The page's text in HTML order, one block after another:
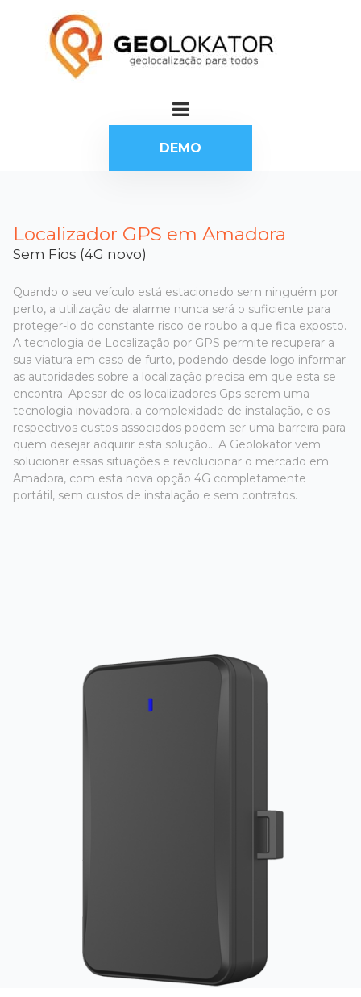
DEMO
Localizador GPS em Amadora
Sem Fios (4G novo)
Quando o seu veículo está estacionado sem ninguém por
perto, a utilização de alarme nunca será o suficiente para
proteger-lo do constante risco de roubo a que fica exposto.
A tecnologia de Localização por GPS permite recuperar a
sua viatura em caso de furto, podendo desde logo informar
as autoridades sobre a localização precisa em que esta se
encontra. Apesar de os localizadores Gps serem uma
tecnologia inovadora, a complexidade de instalação, e os
respectivos custos associados podem ser uma barreira para
quem desejar adquirir esta solução... A Geolokator vem
solucionar essas situações e revolucionar o mercado em
Amadora, com esta nova opção 4G completamente
portátil, sem custos de instalação e sem contratos.